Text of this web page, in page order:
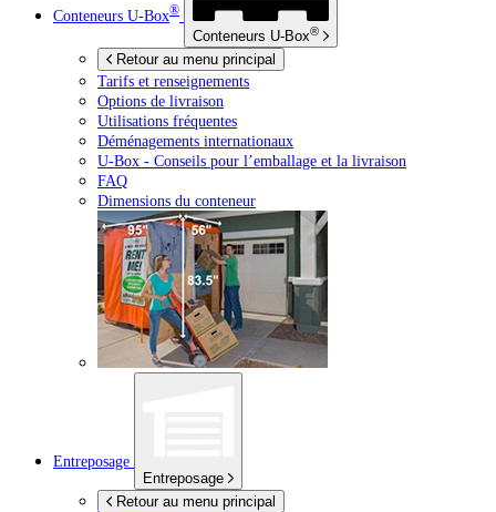
Conteneurs U-Box®
Conteneurs U-Box®
Retour au menu principal
Tarifs et renseignements
Options de livraison
Utilisations fréquentes
Déménagements internationaux
U-Box - Conseils pour l’emballage et la livraison
FAQ
Dimensions du conteneur
Entreposage
Entreposage
Retour au menu principal